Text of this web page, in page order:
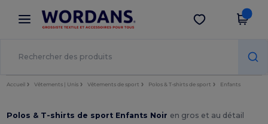
× Appli Wordans
Meilleurs prix sur l’app !
Obtenir l'appli
Accueil Vêtements | Unis Vêtements de sport Polos & T-shirts de sport Enfants
Polos & T-shirts de sport Enfants Noir en gros et au détail